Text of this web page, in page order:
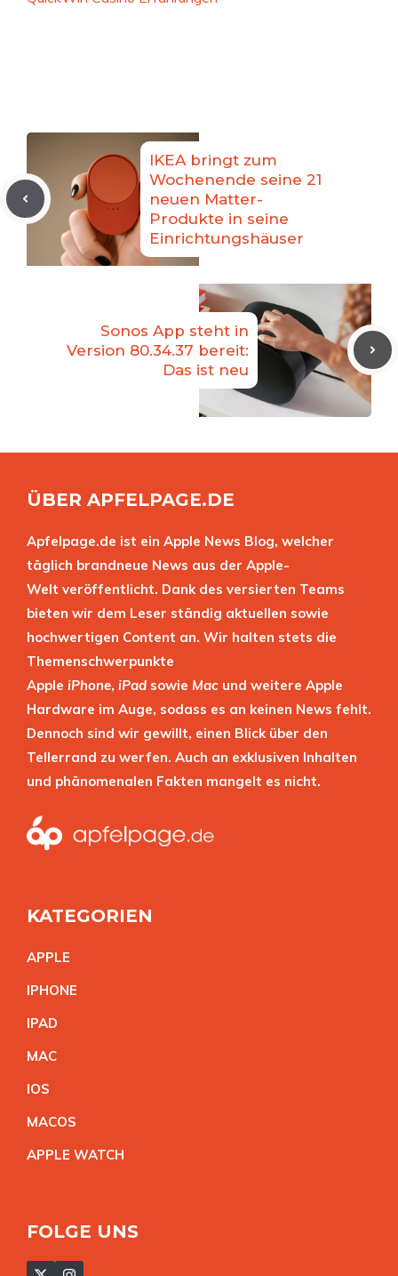
IKEA bringt zum
Wochenende seine 21
neuen Matter-
Produkte in seine
Einrichtungshäuser
Sonos App steht in
Version 80.34.37 bereit:
Das ist neu
ÜBER APFELPAGE.DE
Apfelpage.de ist ein Apple News Blog, welcher
täglich brandneue News aus der Apple-
Welt veröffentlicht. Dank des versierten Teams
bieten wir dem Leser ständig aktuellen sowie
hochwertigen Content an. Wir halten stets die
Themenschwerpunkte
Apple iPhone, iPad sowie Mac und weitere Apple
Hardware im Auge, sodass es an keinen News fehlt.
Dennoch sind wir gewillt, einen Blick über den
Tellerrand zu werfen. Auch an exklusiven Inhalten
und phänomenalen Fakten mangelt es nicht.
KATEGORIEN
APPLE
IPHONE
IPAD
MAC
IOS
MACOS
APPLE WATCH
FOLGE UNS